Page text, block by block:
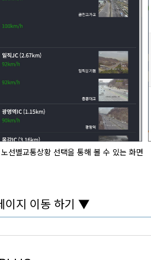
노선별교통상황 선택을 통해 볼 수 있는 화면
이지 이동 하기 ▼